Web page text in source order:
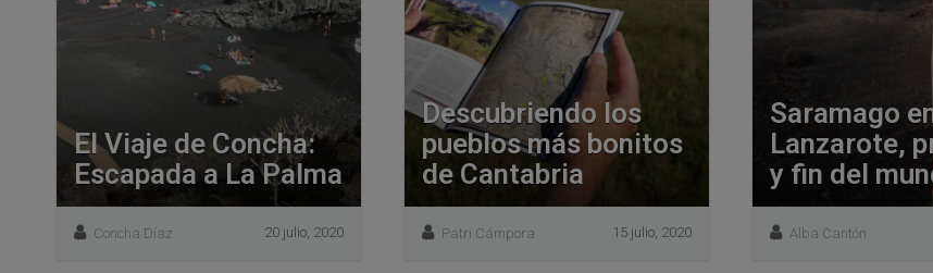
El Viaje de Concha:
Escapada a La Palma
Concha Díaz 20 julio, 2020
Descubriendo los
pueblos más bonitos
de Cantabria
Patri Cámpora 15 julio, 2020
Saramago
Lanzarote,
y fin del
Alba Cantón